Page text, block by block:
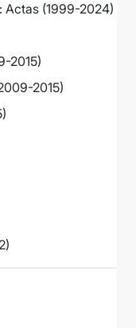
Actas (1999-2024)
2015)
2015)